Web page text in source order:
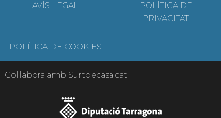
AVÍS LEGAL
POLÍTICA DE
PRIVACITAT
POLÍTICA DE COOKIES
Col·labora amb Surtdecasa.cat